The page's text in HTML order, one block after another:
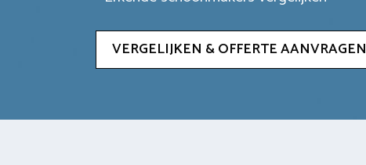
VERGELIJKEN & OFFERTE AANVRAGEN